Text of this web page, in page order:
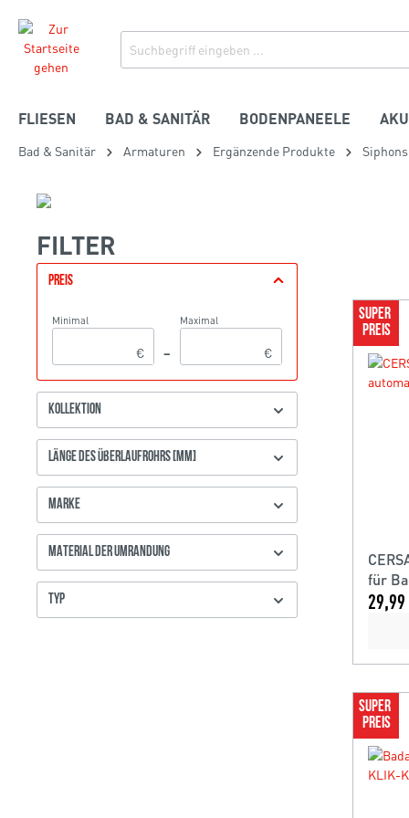
FLIESEN BAD & SANITÄR BODENPANEELE
Bad & Sanitär Armaturen Ergänzende Produkte Siphons
FILTER
PREIS
Minimal
€ –
Maximal
€
KOLLEKTION
LÄNGE DES ÜBERLAUFROHRS [MM]
MARKE
MATERIAL DER UMRANDUNG
TYP
SUPER
PREIS
für
SUPER
PREIS